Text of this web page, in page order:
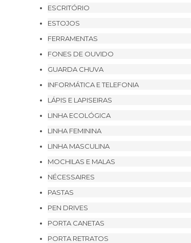
ESCRITÓRIO
ESTOJOS
FERRAMENTAS
FONES DE OUVIDO
GUARDA CHUVA
INFORMÁTICA E TELEFONIA
LÁPIS E LAPISEIRAS
LINHA ECOLÓGICA
LINHA FEMININA
LINHA MASCULINA
MOCHILAS E MALAS
NÉCESSAIRES
PASTAS
PEN DRIVES
PORTA CANETAS
PORTA RETRATOS